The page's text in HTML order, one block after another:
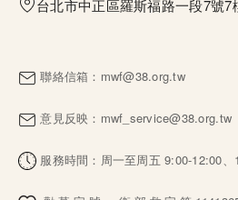
台北市中正區羅斯福路一段7號7
聯絡信箱： mwf@38.org.tw
意見反映： mwf_service@38.org.tw
服務時間：周一至周五 9:00-12:00